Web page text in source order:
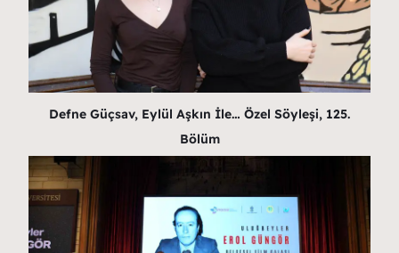
Defne Güçsav, Eylül Aşkın İle… Özel Söyleşi, 125.
Bölüm